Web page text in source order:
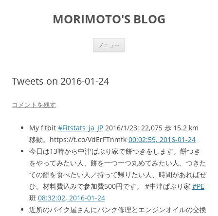
MORIMOTO'S BLOG
メニュー
Tweets on 2016-01-24
コメントを残す
My fitbit #Fitstats_ja_JP 2016/1/23: 22,075 歩 15.2 km
移動。https://t.co/VdErFTnmfk 00:02:59, 2016-01-24
今日は13時から中津ぱぶり家で餅つきをします。餅つき
をやってみたい人、餅を一つ一つ丸めてみたい人、つきた
ての餅を食べたい人／持って帰りたい人、時間があればぜ
ひ。材料費込みで参加費500円です。 #中津ぱぶり家 #PE
班 08:32:02, 2016-01-24
近所のバイク屋さんにパンク修理とエンジンオイルの交換